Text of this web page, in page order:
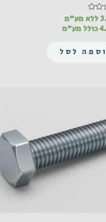
ללא מע"מ
כולל מע"מ
לסל